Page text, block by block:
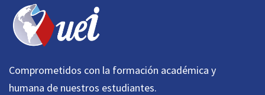
Comprometidos con la formación académica y
humana de nuestros estudiantes.